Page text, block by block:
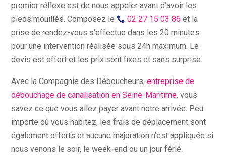
premier réflexe est de nous appeler avant d’avoir les
pieds mouillés. Composez le
02 27 15 03 86 et la
prise de rendez-vous s’effectue dans les 20 minutes
pour une intervention réalisée sous 24h maximum. Le
devis est offert et les prix sont fixes et sans surprise.
Avec la Compagnie des Déboucheurs,entreprise de
débouchage de canalisation en Seine-Maritime, vous
savez ce que vous allez payer avant notre arrivée. Peu
importe où vous habitez, les frais de déplacement sont
également offerts et aucune majoration n’est appliquée si
nous venons le soir, le week-end ou un jour férié.